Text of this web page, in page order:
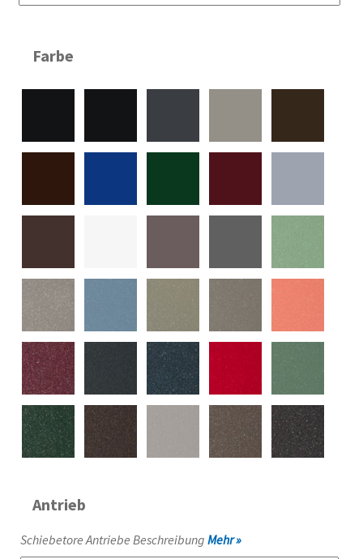
Farbe
Antrieb
Schiebetore Antriebe Beschreibung Mehr »